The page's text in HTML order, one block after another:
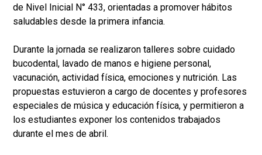
de Nivel Inicial N° 433, orientadas a promover hábitos
saludables desde la primera infancia.
Durante la jornada se realizaron talleres sobre cuidado
bucodental, lavado de manos e higiene personal,
vacunación, actividad física, emociones y nutrición. Las
propuestas estuvieron a cargo de docentes y profesores
especiales de música y educación física, y permitieron a
los estudiantes exponer los contenidos trabajados
durante el mes de abril.